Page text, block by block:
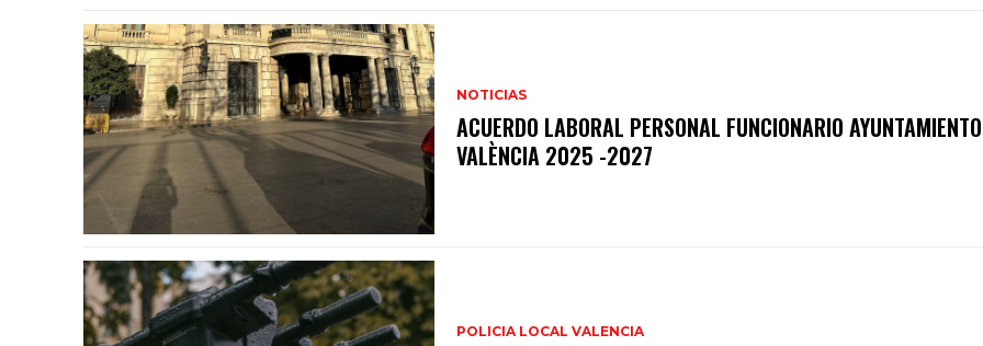
NOTICIAS
ACUERDO LABORAL PERSONAL FUNCIONARIO
VALÈNCIA 2025 -2027
POLICIA LOCAL VALENCIA